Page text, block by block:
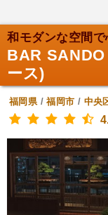
和モダンな空間で
BAR
ース)
福岡県/福岡市 / 中央